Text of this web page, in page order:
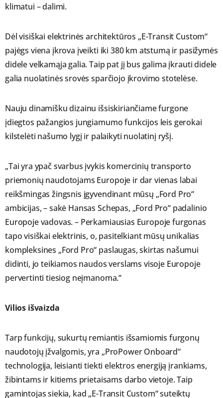
klimatui – dalimi.
Dėl visiškai elektrinės architektūros „E-Transit Custom“
pajėgs viena įkrova įveikti iki 380 km atstumą ir pasižymės
didele velkamąja galia. Taip pat jį bus galima įkrauti didele
galia nuolatinės srovės sparčiojo įkrovimo stotelėse.
Nauju dinamišku dizainu išsiskiriančiame furgone
įdiegtos pažangios jungiamumo funkcijos leis gerokai
kilstelėti našumo lygį ir palaikyti nuolatinį ryšį.
„Tai yra ypač svarbus įvykis komercinių transporto
priemonių naudotojams Europoje ir dar vienas labai
reikšmingas žingsnis įgyvendinant mūsų „Ford Pro“
ambicijas, – sakė Hansas Schepas, „Ford Pro“ padalinio
Europoje vadovas. – Perkamiausias Europoje furgonas
tapo visiškai elektrinis, o, pasitelkiant mūsų unikalias
kompleksines „Ford Pro“ paslaugas, skirtas našumui
didinti, jo teikiamos naudos verslams visoje Europoje
pervertinti tiesiog neįmanoma.“
Vilios išvaizda
Tarp funkcijų, sukurtų remiantis išsamiomis furgonų
naudotojų įžvalgomis, yra „ProPower Onboard“
technologija, leisianti tiekti elektros energiją įrankiams,
žibintams ir kitiems prietaisams darbo vietoje. Taip
gamintojas siekia, kad „E-Transit Custom“ suteiktų